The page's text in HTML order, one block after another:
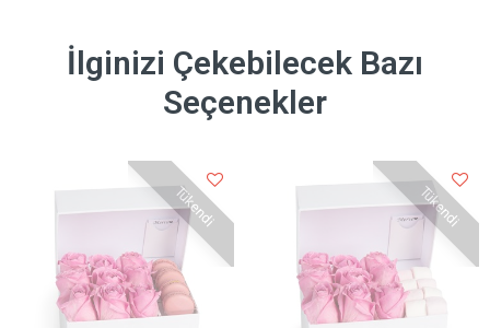
İlginizi Çekebilecek Bazı
Seçenekler
Tükendi Tükendi